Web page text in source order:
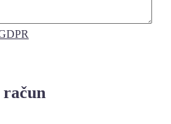
račun